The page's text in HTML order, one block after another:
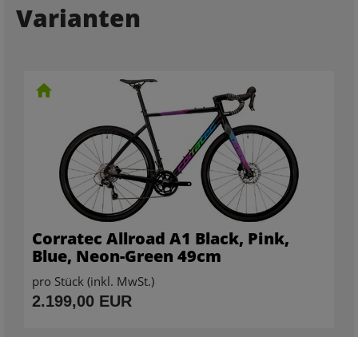
Varianten
Corratec Allroad A1 Black, Pink,
Blue, Neon-Green 49cm
pro Stück (inkl. MwSt.)
2.199,00 EUR